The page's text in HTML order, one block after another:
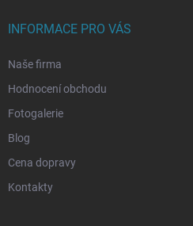
INFORMACE PRO VÁS
Naše firma
Hodnocení obchodu
Fotogalerie
Blog
Cena dopravy
Kontakty